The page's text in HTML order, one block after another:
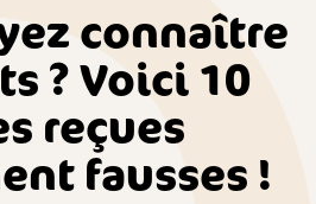
connaître
? Voici 10
reçues
fausses !